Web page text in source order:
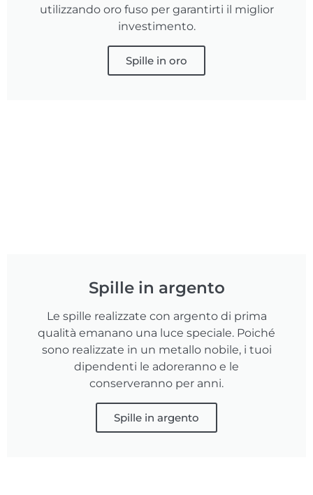
utilizzando oro fuso per garantirti il miglior
investimento.
Spille in oro
Spille in argento
Le spille realizzate con argento di prima
qualità emanano una luce speciale. Poiché
sono realizzate in un metallo nobile, i tuoi
dipendenti le adoreranno e le
conserveranno per anni.
Spille in argento